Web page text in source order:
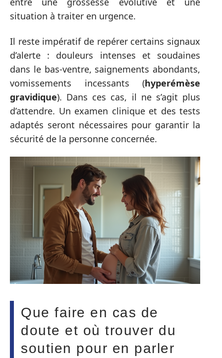
situation à traiter en urgence.
Il reste impératif de repérer certains signaux
d’alerte : douleurs intenses et soudaines
dans le bas-ventre, saignements abondants,
vomissements incessants (hyperémèse
gravidique). Dans ces cas, il ne s’agit plus
d’attendre. Un examen clinique et des tests
adaptés seront nécessaires pour garantir la
sécurité de la personne concernée.
Que faire en cas de
doute et où trouver du
soutien pour en parler